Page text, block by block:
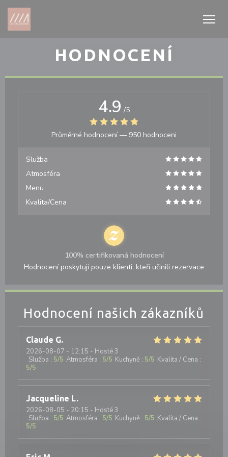
Panel pro správu cookies
HODNOCENÍ
Hodnocení našich zákazníků
Claude G
2026-08-07 - 12:15 - Hosté 3
Služba : 5/5 Atmosféra : 5/5 Kuchyně : 5/5 Kvalita / Cena :
5/5
Jacqueline L
2026-08-05 - 20:15 - Hosté 3
Služba : 5/5 Atmosféra : 5/5 Kuchyně : 5/5 Kvalita / Cena :
5/5
4.9 /5
Průměrné hodnocení — 950 hodnoceni
Služba
Atmosféra
Menu
Kvalita/Cena
100% certifikovaná hodnocení
Hodnocení poskytují pouze klienti, kteří učinili rezervace